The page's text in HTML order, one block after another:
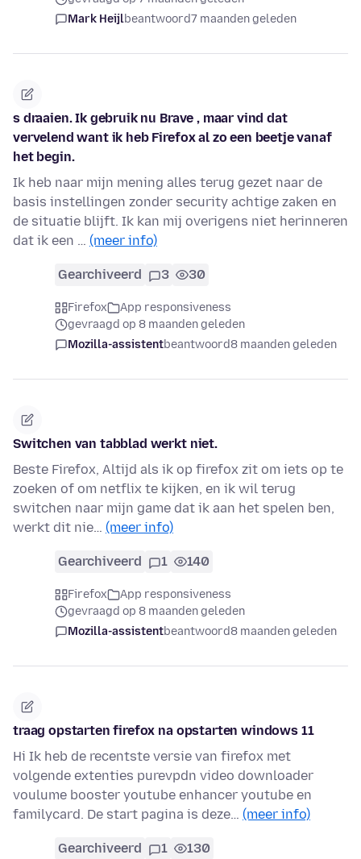
Mark Heijlbeantwoord7 maanden geleden
s draaien. Ik gebruik nu Brave , maar vind dat
vervelend want ik heb Firefox al zo een beetje vanaf
het begin.
Ik heb naar mijn mening alles terug gezet naar de
basis instellingen zonder security achtige zaken en
de situatie blijft. Ik kan mij overigens niet herinneren
dat ik een … (meer info)
Gearchiveerd 3 30
Firefox
App responsiveness
gevraagd op 8 maanden geleden
Mozilla-assistentbeantwoord8 maanden geleden
Switchen van tabblad werkt niet.
Beste Firefox, Altijd als ik op firefox zit om iets op te
zoeken of om netflix te kijken, en ik wil terug
switchen naar mijn game dat ik aan het spelen ben,
werkt dit nie… (meer info)
Gearchiveerd 1 140
Firefox
App responsiveness
gevraagd op 8 maanden geleden
Mozilla-assistentbeantwoord8 maanden geleden
traag opstarten firefox na opstarten windows 11
Hi Ik heb de recentste versie van firefox met
volgende extenties purevpdn video downloader
voulume booster youtube enhancer youtube en
familycard. De start pagina is deze… (meer info)
Gearchiveerd 1 130